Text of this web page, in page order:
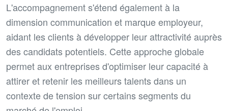
L'accompagnement s'étend également à la
dimension communication et marque employeur,
aidant les clients à développer leur attractivité auprès
des candidats potentiels. Cette approche globale
permet aux entreprises d'optimiser leur capacité à
attirer et retenir les meilleurs talents dans un
contexte de tension sur certains segments du